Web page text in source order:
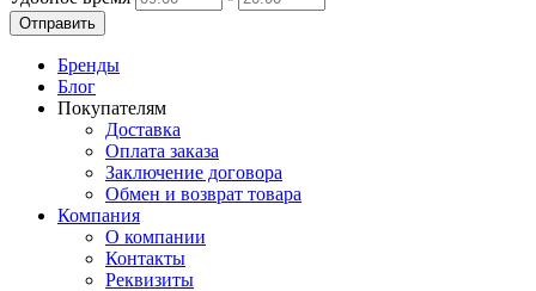
Отправить
Бренды
Блог
Покупателям
Доставка
Оплата заказа
Заключение договора
Обмен и возврат товара
Компания
О компании
Контакты
Реквизиты